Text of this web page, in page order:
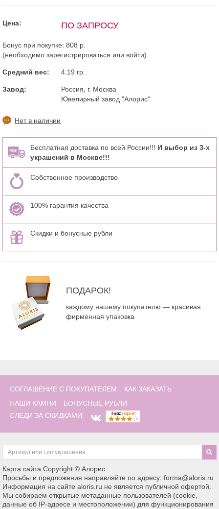
Цена: ПО ЗАПРОСУ
Бонус при покупке: 808 р.
(необходимо зарегистрироваться или войти)
Средний вес: 4.19 гр.
Завод:
Россия, г. Москва
Ювелирный завод "Алорис"
Нет в наличии
Бесплатная доставка по всей России!!! И выбор из 3-х
украшений в Москве!!!
Собственное производство
100% гарантия качества
Скидки и бонусные рубли
ПОДАРОК!
каждому нашему покупателю — красивая
фирменная упаковка
СОГЛАШЕНИЕ С ПОКУПАТЕЛЕМ
КАК ЗАКАЗАТЬ
НАШИ КАМНИ
БОНУСНЫЕ РУБЛИ
СЛЕДИ ЗА СКИДКАМИ:
Карта сайта Copyright © Алорис
Просьбы и предложения направляйте по адресу: forma@aloris.ru
Информация на сайте aloris.ru не является публичной офертой.
Мы собираем открытые метаданные пользователей (cookie,
данные об IP-адресе и местоположении) для функционирования